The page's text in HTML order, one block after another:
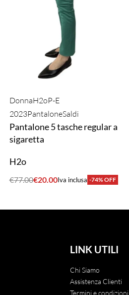
DonnaH2oP-E
2023PantaloneSaldi
Pantalone 5 tasche regular a
sigaretta
H2o
€77.00€20.00Iva inclusa -74% OFF
LINK UTILI
Chi Siamo
Assistenza Clienti
Termini e condizioni